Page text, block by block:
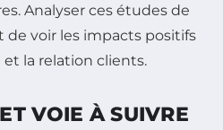
Analyser ces études de
voir les impacts positifs
et la relation clients.
VOIE À SUIVRE